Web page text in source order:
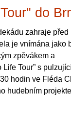
do
zahraje před
je vnímána jako
zpěvákem a
Tour” s
hodin ve Fléda
hudebním
hrami v
pro zajímavé
Mimo jiné je
a bezpečně
kvetoucí
nabídku her od
jak pro